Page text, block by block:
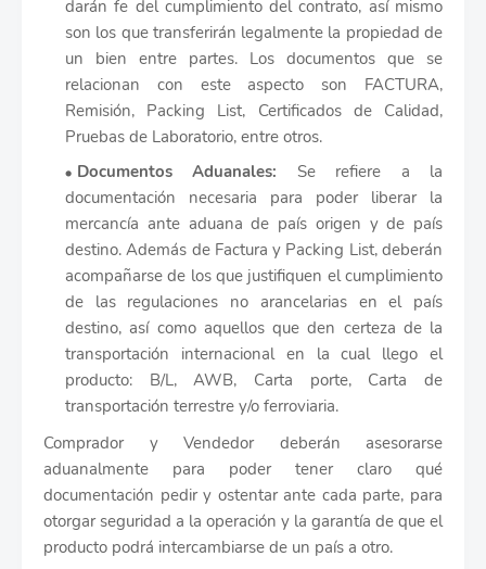
darán fe del cumplimiento del contrato, así mismo
son los que transferirán legalmente la propiedad de
un bien entre partes. Los documentos que se
relacionan con este aspecto son FACTURA,
Remisión, Packing List, Certificados de Calidad,
Pruebas de Laboratorio, entre otros.
Documentos Aduanales: Se refiere a la
documentación necesaria para poder liberar la
mercancía ante aduana de país origen y de país
destino. Además de Factura y Packing List, deberán
acompañarse de los que justifiquen el cumplimiento
de las regulaciones no arancelarias en el país
destino, así como aquellos que den certeza de la
transportación internacional en la cual llego el
producto: B/L, AWB, Carta porte, Carta de
transportación terrestre y/o ferroviaria.
Comprador y Vendedor deberán asesorarse
aduanalmente para poder tener claro qué
documentación pedir y ostentar ante cada parte, para
otorgar seguridad a la operación y la garantía de que el
producto podrá intercambiarse de un país a otro.